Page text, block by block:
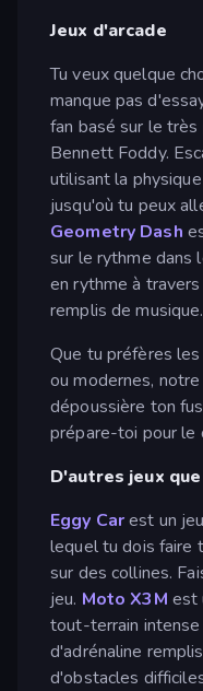
Jeux d'arcade
Tu veux quelque
manque pas
fan basé sur le
Bennett Foddy.
utilisant la
jusqu'où tu peux
Geometry Dash
sur le rythme dans
en rythme à
remplis de musique.
Que tu préfères
ou modernes,
dépoussière ton
prépare-toi pour le
D'autres jeux
Eggy Carest un
lequel tu dois faire
sur des collines.
jeu. Moto X3M est
tout-terrain
d'adrénaline
d'obstacles